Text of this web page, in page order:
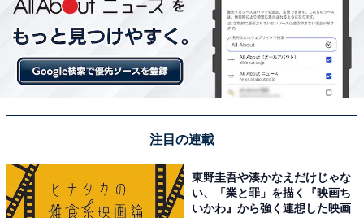
注目の連載
東野圭吾や湊かなえだけじゃな
い、「業と罪」を描く『映画ち
いかわ』から強く連想した映画